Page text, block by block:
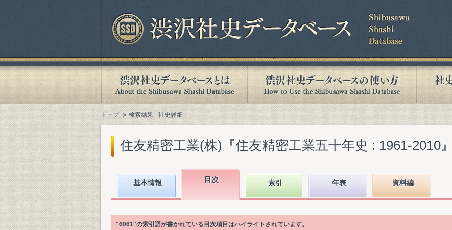
トップ 検索結果 - 社史詳細
住友精密工業(株)『住友精密工業五十年史 : 1961-2010
基本情報 目次 索引 年表 資料編
"6061"の索引語が書かれている目次項目はハイライトされています。